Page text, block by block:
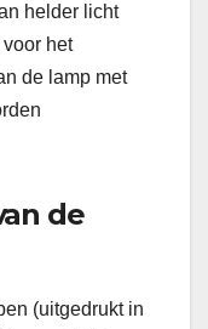
helder licht
het
de lamp met
de
(uitgedrukt in